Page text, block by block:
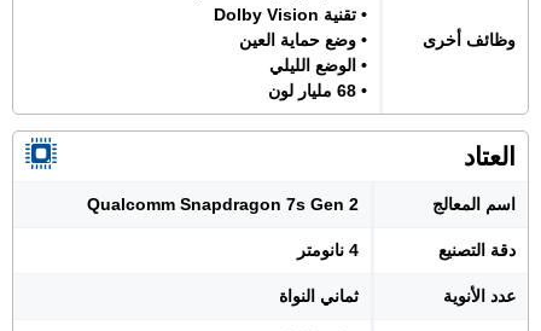
وظائف أخرى
• تقنية Dolby Vision
• وضع حماية العين
• الوضع الليلي
• 68 مليار لون
العتاد
اسم المعالج Qualcomm Snapdragon 7s Gen 2
دقة التصنيع 4 نانومتر
عدد الأنوية ثماني النواة